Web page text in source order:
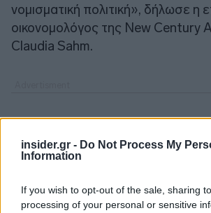
insider.gr - Do Not Process My
Information
If you wish to opt-out of the sale, sharing
processing of your personal or sensitive
νομισματική πολιτική», δήλωσε η
οικονομολόγος της New Century
Claudia Sahm.